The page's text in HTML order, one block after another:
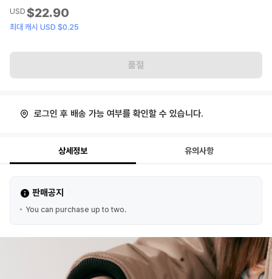
USD $22.90
최대 캐시 USD $0.25
품절
로그인 후 배송 가능 여부를 확인할 수 있습니다.
상세정보 유의사항
판매공지
You can purchase up to two.